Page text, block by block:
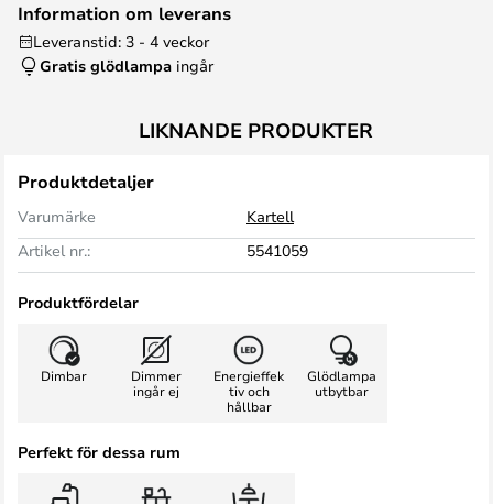
Information om leverans
Leveranstid: 3 - 4 veckor
Gratis glödlampa ingår
LIKNANDE PRODUKTER
Produktdetaljer
Varumärke
Kartell
Artikel nr.:
5541059
Produktfördelar
Dimbar
Dimmer
ingår ej
Energieffek
tiv och
hållbar
Glödlampa
utbytbar
Perfekt för dessa rum